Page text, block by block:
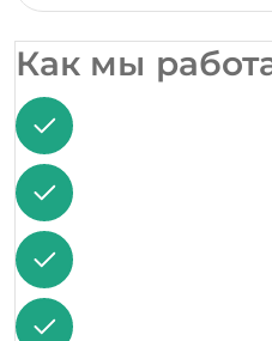
Как мы